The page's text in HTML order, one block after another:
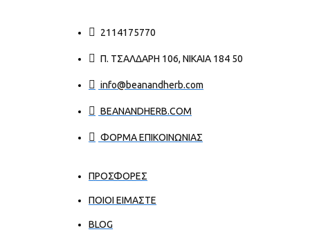
2114175770
Π. ΤΣΑΛΔΆΡΗ 106, ΝΊΚΑΙΑ 184 50
info@beanandherb.com
BEANANDHERB.COM
ΦΟΡΜΑ ΕΠΙΚΟΙΝΩΝΙΑΣ
ΠΡΟΣΦΟΡΕΣ
ΠΟΙΟΙ ΕΊΜΑΣΤΕ
BLOG